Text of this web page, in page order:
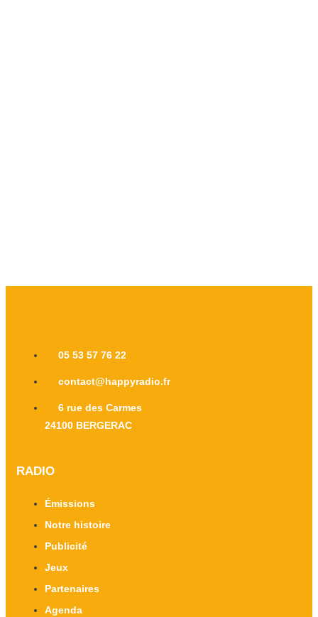
05 53 57 76 22
contact@happyradio.fr
6 rue des Carmes
24100 BERGERAC
RADIO
Émissions
Notre histoire
Publicité
Jeux
Partenaires
Agenda